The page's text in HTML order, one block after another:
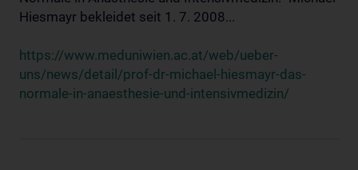
Hiesmayr bekleidet seit 1. 7. 2008...
https://www.meduniwien.ac.at/web/ueber-
uns/news/detail/prof-dr-michael-hiesmayr-das-
normale-in-anaesthesie-und-intensivmedizin/